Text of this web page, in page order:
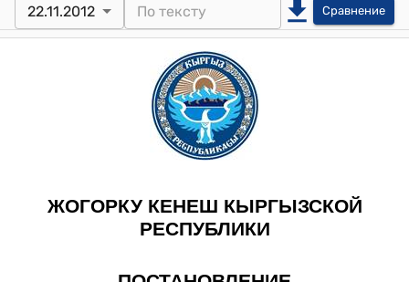
22.11.2012 Сравнение